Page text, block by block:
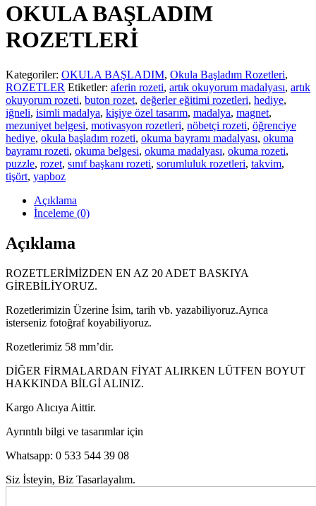
OKULA BAŞLADIM
ROZETLERİ
Kategoriler: OKULA BAŞLADIM, Okula Başladım Rozetleri,
ROZETLER Etiketler: aferin rozeti, artık okuyorum madalyası, artık
okuyorum rozeti, buton rozet, değerler eğitimi rozetleri, hediye,
iğneli, isimli madalya, kişiye özel tasarım, madalya, magnet,
mezuniyet belgesi, motivasyon rozetleri, nöbetçi rozeti, öğrenciye
hediye, okula başladım rozeti, okuma bayramı madalyası, okuma
bayramı rozeti, okuma belgesi, okuma madalyası, okuma rozeti,
puzzle, rozet, sınıf başkanı rozeti, sorumluluk rozetleri, takvim,
tişört, yapboz
Açıklama
İnceleme (0)
Açıklama
ROZETLERİMİZDEN EN AZ 20 ADET BASKIYA
GİREBİLİYORUZ.
Rozetlerimizin Üzerine İsim, tarih vb. yazabiliyoruz.Ayrıca
isterseniz fotoğraf koyabiliyoruz.
Rozetlerimiz 58 mm’dir.
DİĞER FİRMALARDAN FİYAT ALIRKEN LÜTFEN BOYUT
HAKKINDA BİLGİ ALINIZ.
Kargo Alıcıya Aittir.
Ayrıntılı bilgi ve tasarımlar için
Whatsapp: 0 533 544 39 08
Siz İsteyin, Biz Tasarlayalım.